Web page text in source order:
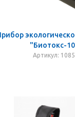
"Биотокс-
Артикул: